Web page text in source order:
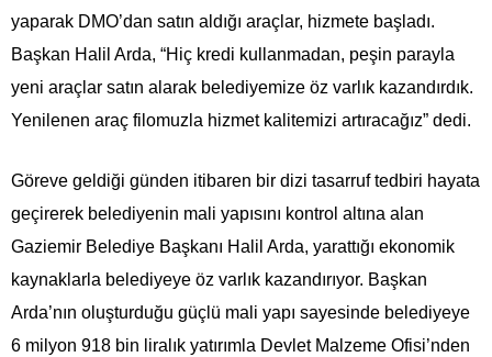
yaparak DMO’dan satın aldığı araçlar, hizmete başladı.
Başkan Halil Arda, “Hiç kredi kullanmadan, peşin parayla
yeni araçlar satın alarak belediyemize öz varlık kazandırdık.
Yenilenen araç filomuzla hizmet kalitemizi artıracağız” dedi.
Göreve geldiği günden itibaren bir dizi tasarruf tedbiri hayata
geçirerek belediyenin mali yapısını kontrol altına alan
Gaziemir Belediye Başkanı Halil Arda, yarattığı ekonomik
kaynaklarla belediyeye öz varlık kazandırıyor. Başkan
Arda’nın oluşturduğu güçlü mali yapı sayesinde belediyeye
6 milyon 918 bin liralık yatırımla Devlet Malzeme Ofisi’nden